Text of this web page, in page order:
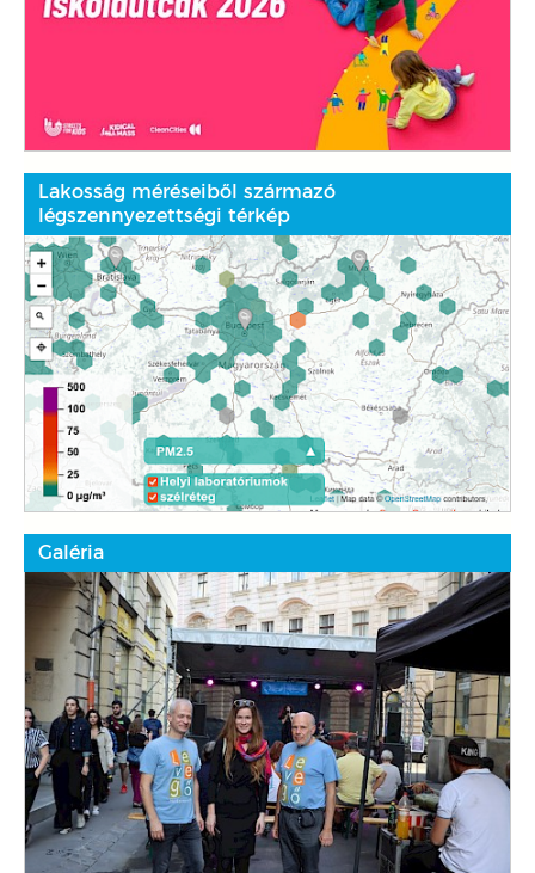
Lakosság méréseiből származó
légszennyezettségi térkép
Galéria